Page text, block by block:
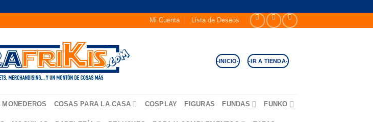
Mi Cuenta Lista de Deseos
-INICIO- -IR A TIENDA-
COSAS PARA LA CASA COSPLAY FIGURAS FUNDAS FUNKO